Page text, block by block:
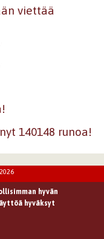
viettää
140148 runoa!
hyvän
hyväksyt